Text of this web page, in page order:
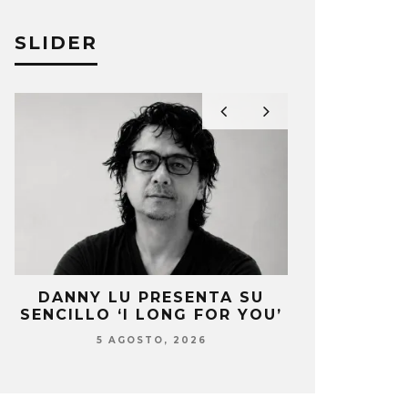
SLIDER
DANNY LU PRESENTA SU
SENCILLO ‘I LONG FOR YOU’
5 AGOSTO, 2026